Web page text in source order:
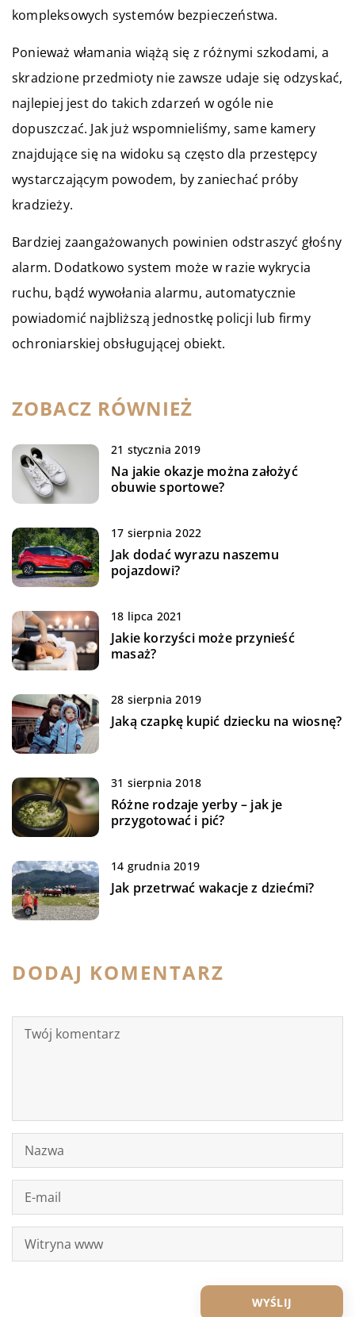
kompleksowych systemów bezpieczeństwa.
Ponieważ włamania wiążą się z różnymi szkodami, a
skradzione przedmioty nie zawsze udaje się odzyskać,
najlepiej jest do takich zdarzeń w ogóle nie
dopuszczać. Jak już wspomnieliśmy, same kamery
znajdujące się na widoku są często dla przestępcy
wystarczającym powodem, by zaniechać próby
kradzieży.
Bardziej zaangażowanych powinien odstraszyć głośny
alarm. Dodatkowo system może w razie wykrycia
ruchu, bądź wywołania alarmu, automatycznie
powiadomić najbliższą jednostkę policji lub firmy
ochroniarskiej obsługującej obiekt.
ZOBACZ RÓWNIEŻ
21 stycznia 2019
Na jakie okazje można założyć
obuwie sportowe?
17 sierpnia 2022
Jak dodać wyrazu naszemu
pojazdowi?
18 lipca 2021
Jakie korzyści może przynieść
masaż?
28 sierpnia 2019
Jaką czapkę kupić dziecku na wiosnę?
31 sierpnia 2018
Różne rodzaje yerby – jak je
przygotować i pić?
14 grudnia 2019
Jak przetrwać wakacje z dziećmi?
DODAJ KOMENTARZ